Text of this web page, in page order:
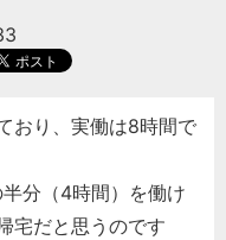
おり、実働は8時間で
分（4時間）を働け
宅だと思うのです